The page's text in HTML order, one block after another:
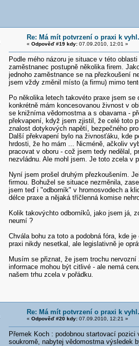
Re: Má mít potvrzení o praxi k
« Odpověď #19 kdy:07.09.2010, 12:01 »
Podle mého názoru je situace v této
zaměstnanec postupně několika firem.
jednoho zaměstnance se na přezkoušení
jsem vždy změnil místo (a firmu) mimo
Po několika letech takovéto praxe jsem
konkrétně mám koncesovanou živnost v
se knižníma vědomostma a s obavama -
překvapení, když jsem zjistil, že celé toto
znalost dotykových napětí, bezpečného
Další překvapení bylo na živnosťáku, kde
hrdosti, že ho mám ... Nicméně, ačkoliv
pracovat v oboru - což jsem tedy nedělal,
nezvládnu. Ale mohl jsem. Je toto zcela v
Nyní jsem prošel druhým přezkoušením.
firmou. Bohužel se situace nezměnila,
jsem teď i "odborník" v hromosvodech a
délce praxe a nějaká tříčlenná komise
Kolik takovýchto odborníků, jako jsem já,
neumí ?
Chvála bohu za toto a podobná fóra, kde
praxi nikdy nesetkal, ale legislativně je
Musím se přiznat, že jsem trochu
informace mohou být citlivé - ale nemá
našem trhu zcela v pořádku.
Re: Má mít potvrzení o praxi k
« Odpověď #20 kdy:07.09.2010, 12:21 »
Přemek Koch : podobnou startovací
soukromě, nabytej vědomostma výsledek